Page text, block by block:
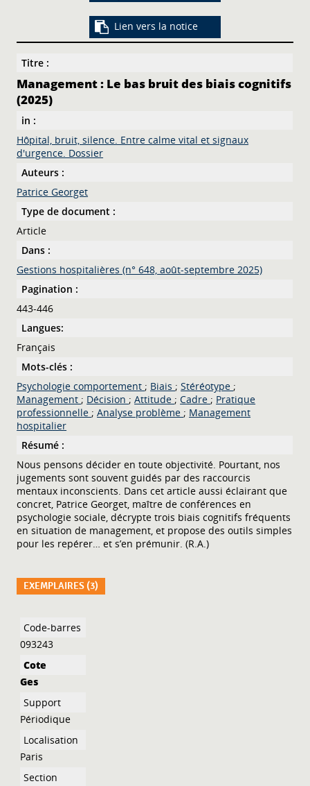
Lien vers la notice
Titre :
Management : Le bas bruit des biais cognitifs
(2025)
in :
Hôpital, bruit, silence. Entre calme vital et signaux
d'urgence. Dossier
Auteurs :
Patrice Georget
Type de document :
Article
Dans :
Gestions hospitalières (n° 648, août-septembre 2025)
Pagination :
443-446
Langues:
Français
Mots-clés :
Psychologie comportement ; Biais ; Stéréotype ;
Management ; Décision ; Attitude ; Cadre ; Pratique
professionnelle ; Analyse problème ; Management
hospitalier
Résumé :
Nous pensons décider en toute objectivité. Pourtant, nos
jugements sont souvent guidés par des raccourcis
mentaux inconscients. Dans cet article aussi éclairant que
concret, Patrice Georget, maître de conférences en
psychologie sociale, décrypte trois biais cognitifs fréquents
en situation de management, et propose des outils simples
pour les repérer… et s’en prémunir. (R.A.)
EXEMPLAIRES (3)
Liste des exemplaires
093243
Ges
Périodique
Paris